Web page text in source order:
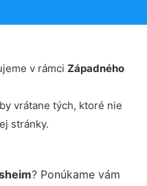
v rámci Západného
vrátane tých, ktoré nie
stránky.
? Ponúkame vám